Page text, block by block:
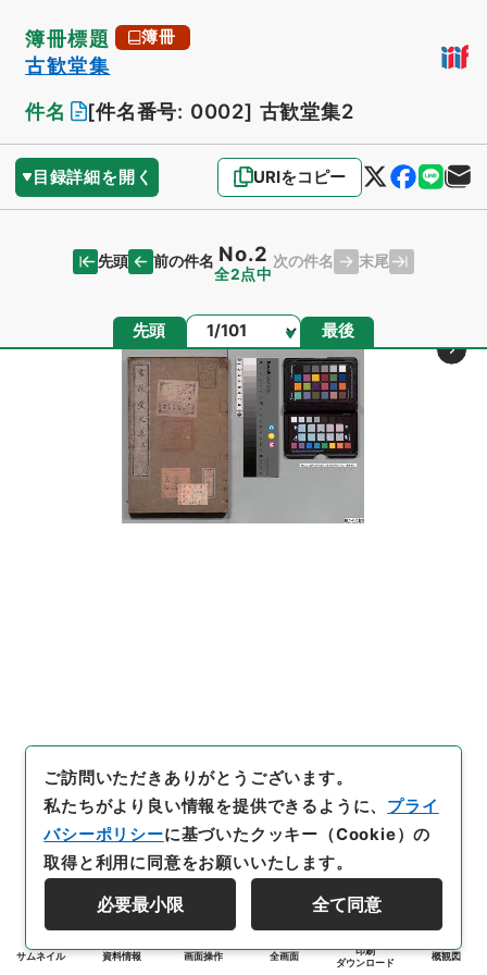
簿冊標題 簿冊
古歓堂集
件名
[件名番号: 0002] 古歓堂集2
目録詳細を開く URIをコピー
先頭 前の件名 No.2
全2点中
次の件名 末尾
先頭 ページ 最後
サムネイル 資料情報 画面操作 全画面
印刷
ダウンロード
概観図
ご訪問いただきありがとうございます。
私たちがより良い情報を提供できるように、 プライ
バシーポリシーに基づいたクッキー（Cookie）の
取得と利用に同意をお願いいたします。
必要最小限 全て同意